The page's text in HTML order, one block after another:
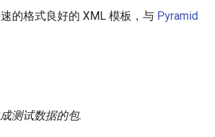
的格式良好的 XML 模板，与 Pyramid
测试数据的包.